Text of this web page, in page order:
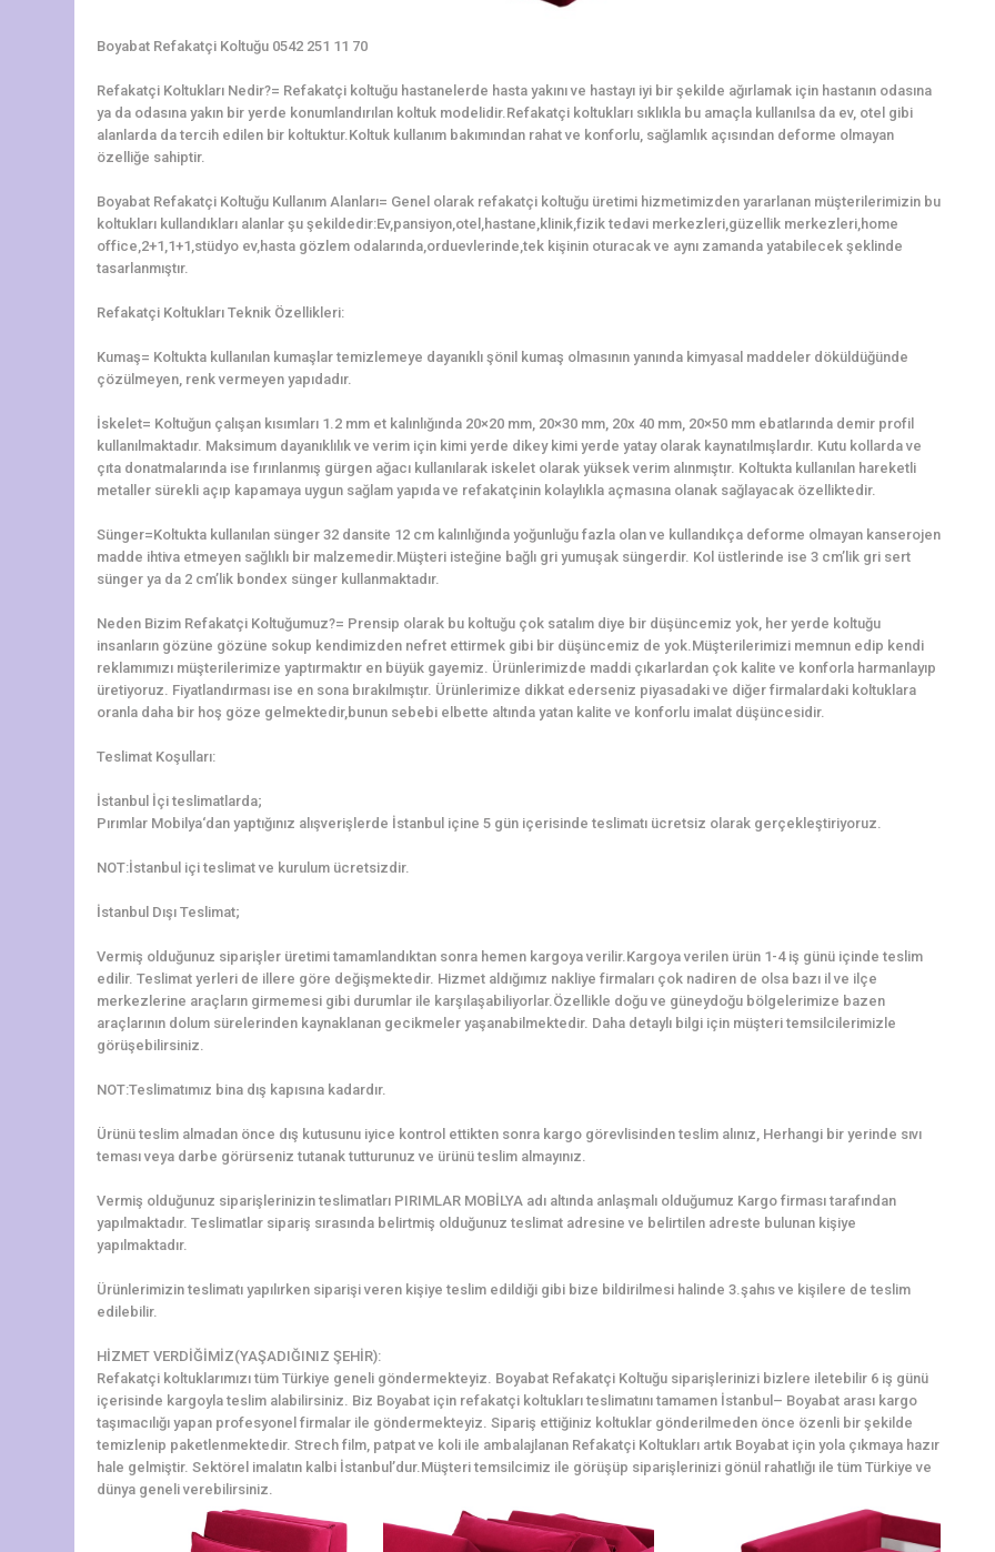
Boyabat Refakatçi Koltuğu 0542 251 11 70
Refakatçi Koltukları Nedir?= Refakatçi koltuğu hastanelerde hasta yakını ve hastayı iyi bir şekilde ağırlamak için hastanın odasına
ya da odasına yakın bir yerde konumlandırılan koltuk modelidir.Refakatçi koltukları sıklıkla bu amaçla kullanılsa da ev, otel gibi
alanlarda da tercih edilen bir koltuktur.Koltuk kullanım bakımından rahat ve konforlu, sağlamlık açısından deforme olmayan
özelliğe sahiptir.
Boyabat Refakatçi Koltuğu Kullanım Alanları= Genel olarak refakatçi koltuğu üretimi hizmetimizden yararlanan müşterilerimizin bu
koltukları kullandıkları alanlar şu şekildedir:Ev,pansiyon,otel,hastane,klinik,fizik tedavi merkezleri,güzellik merkezleri,home
office,2+1,1+1,stüdyo ev,hasta gözlem odalarında,orduevlerinde,tek kişinin oturacak ve aynı zamanda yatabilecek şeklinde
tasarlanmıştır.
Refakatçi Koltukları Teknik Özellikleri:
Kumaş= Koltukta kullanılan kumaşlar temizlemeye dayanıklı şönil kumaş olmasının yanında kimyasal maddeler döküldüğünde
çözülmeyen, renk vermeyen yapıdadır.
İskelet= Koltuğun çalışan kısımları 1.2 mm et kalınlığında 20×20 mm, 20×30 mm, 20x 40 mm, 20×50 mm ebatlarında demir profil
kullanılmaktadır. Maksimum dayanıklılık ve verim için kimi yerde dikey kimi yerde yatay olarak kaynatılmışlardır. Kutu kollarda ve
çıta donatmalarında ise fırınlanmış gürgen ağacı kullanılarak iskelet olarak yüksek verim alınmıştır. Koltukta kullanılan hareketli
metaller sürekli açıp kapamaya uygun sağlam yapıda ve refakatçinin kolaylıkla açmasına olanak sağlayacak özelliktedir.
Sünger=Koltukta kullanılan sünger 32 dansite 12 cm kalınlığında yoğunluğu fazla olan ve kullandıkça deforme olmayan kanserojen
madde ihtiva etmeyen sağlıklı bir malzemedir.Müşteri isteğine bağlı gri yumuşak süngerdir. Kol üstlerinde ise 3 cm’lik gri sert
sünger ya da 2 cm’lik bondex sünger kullanmaktadır.
Neden Bizim Refakatçi Koltuğumuz?= Prensip olarak bu koltuğu çok satalım diye bir düşüncemiz yok, her yerde koltuğu
insanların gözüne gözüne sokup kendimizden nefret ettirmek gibi bir düşüncemiz de yok.Müşterilerimizi memnun edip kendi
reklamımızı müşterilerimize yaptırmaktır en büyük gayemiz. Ürünlerimizde maddi çıkarlardan çok kalite ve konforla harmanlayıp
üretiyoruz. Fiyatlandırması ise en sona bırakılmıştır. Ürünlerimize dikkat ederseniz piyasadaki ve diğer firmalardaki koltuklara
oranla daha bir hoş göze gelmektedir,bunun sebebi elbette altında yatan kalite ve konforlu imalat düşüncesidir.
Teslimat Koşulları:
İstanbul İçi teslimatlarda;
Pırımlar Mobilya‘dan yaptığınız alışverişlerde İstanbul içine 5 gün içerisinde teslimatı ücretsiz olarak gerçekleştiriyoruz.
NOT:İstanbul içi teslimat ve kurulum ücretsizdir.
İstanbul Dışı Teslimat;
Vermiş olduğunuz siparişler üretimi tamamlandıktan sonra hemen kargoya verilir.Kargoya verilen ürün 1-4 iş günü içinde teslim
edilir. Teslimat yerleri de illere göre değişmektedir. Hizmet aldığımız nakliye firmaları çok nadiren de olsa bazı il ve ilçe
merkezlerine araçların girmemesi gibi durumlar ile karşılaşabiliyorlar.Özellikle doğu ve güneydoğu bölgelerimize bazen
araçlarının dolum sürelerinden kaynaklanan gecikmeler yaşanabilmektedir. Daha detaylı bilgi için müşteri temsilcilerimizle
görüşebilirsiniz.
NOT:Teslimatımız bina dış kapısına kadardır.
Ürünü teslim almadan önce dış kutusunu iyice kontrol ettikten sonra kargo görevlisinden teslim alınız, Herhangi bir yerinde sıvı
teması veya darbe görürseniz tutanak tutturunuz ve ürünü teslim almayınız.
Vermiş olduğunuz siparişlerinizin teslimatları PIRIMLAR MOBİLYA adı altında anlaşmalı olduğumuz Kargo firması tarafından
yapılmaktadır. Teslimatlar sipariş sırasında belirtmiş olduğunuz teslimat adresine ve belirtilen adreste bulunan kişiye
yapılmaktadır.
Ürünlerimizin teslimatı yapılırken siparişi veren kişiye teslim edildiği gibi bize bildirilmesi halinde 3.şahıs ve kişilere de teslim
edilebilir.
HİZMET VERDİĞİMİZ(YAŞADIĞINIZ ŞEHİR):
Refakatçi koltuklarımızı tüm Türkiye geneli göndermekteyiz. Boyabat Refakatçi Koltuğu siparişlerinizi bizlere iletebilir 6 iş günü
içerisinde kargoyla teslim alabilirsiniz. Biz Boyabat için refakatçi koltukları teslimatını tamamen İstanbul– Boyabat arası kargo
taşımacılığı yapan profesyonel firmalar ile göndermekteyiz. Sipariş ettiğiniz koltuklar gönderilmeden önce özenli bir şekilde
temizlenip paketlenmektedir. Strech film, patpat ve koli ile ambalajlanan Refakatçi Koltukları artık Boyabat için yola çıkmaya hazır
hale gelmiştir. Sektörel imalatın kalbi İstanbul’dur.Müşteri temsilcimiz ile görüşüp siparişlerinizi gönül rahatlığı ile tüm Türkiye ve
dünya geneli verebilirsiniz.